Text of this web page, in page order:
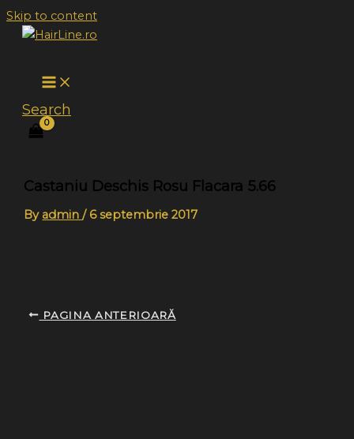
Skip to content
Search
Castaniu Deschis Rosu Flacara 5.66
By admin/ 6 septembrie 2017
PAGINA ANTERIOARĂ